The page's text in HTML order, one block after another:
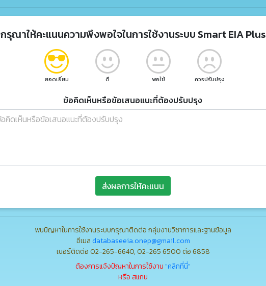
กรุณาให้คะแนนความพึงพอใจในการใช้งานระบบ Smart EIA Plus
ยอดเยี่ยม ดี พอใช้ ควรปรับปรุง
ข้อคิดเห็นหรือข้อเสนอแนะที่ต้องปรับปรุง
ส่งผลการให้คะแนน
พบปัญหาในการใช้งานระบบกรุณาติดต่อ กลุ่มงานวิชาการและฐานข้อมูล
อีเมล databaseeia.onep@gmail.com
เบอร์ติดต่อ 02-265-6640, 02-265 6500 ต่อ 6858
ต้องการแจ้งปัญหาในการใช้งาน "คลิกที่นี่"
หรือ สแกน